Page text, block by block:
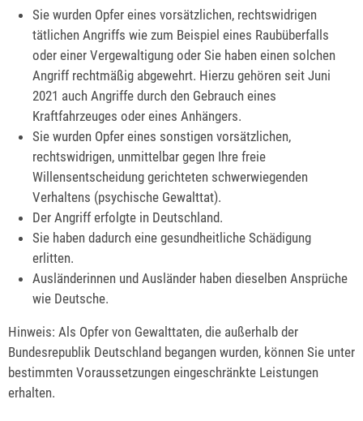
Sie wurden Opfer eines vorsätzlichen, rechtswidrigen
tätlichen Angriffs wie zum Beispiel eines Raubüberfalls
oder einer Vergewaltigung oder Sie haben einen solchen
Angriff rechtmäßig abgewehrt. Hierzu gehören seit Juni
2021 auch Angriffe durch den Gebrauch eines
Kraftfahrzeuges oder eines Anhängers.
Sie wurden Opfer eines sonstigen vorsätzlichen,
rechtswidrigen, unmittelbar gegen Ihre freie
Willensentscheidung gerichteten schwerwiegenden
Verhaltens (psychische Gewalttat).
Der Angriff erfolgte in Deutschland.
Sie haben dadurch eine gesundheitliche Schädigung
erlitten.
Ausländerinnen und Ausländer haben dieselben Ansprüche
wie Deutsche.
Hinweis: Als Opfer von Gewalttaten, die außerhalb der
Bundesrepublik Deutschland begangen wurden, können Sie unter
bestimmten Voraussetzungen eingeschränkte Leistungen
erhalten.